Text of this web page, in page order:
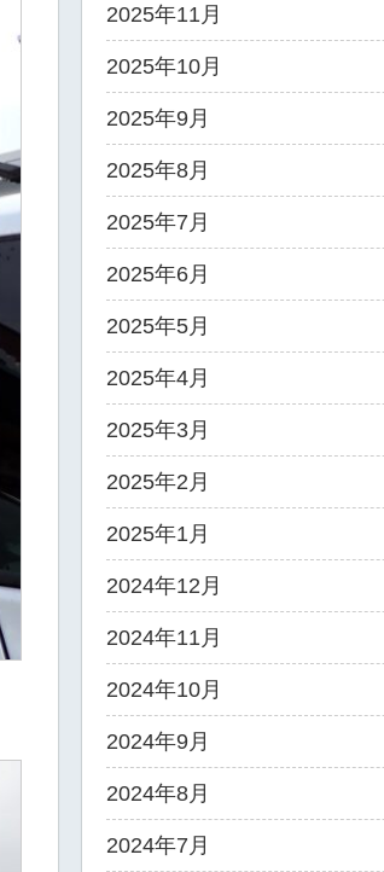
2025年11月
2025年10月
2025年9月
2025年8月
2025年7月
2025年6月
2025年5月
2025年4月
2025年3月
2025年2月
2025年1月
2024年12月
2024年11月
2024年10月
2024年9月
2024年8月
2024年7月